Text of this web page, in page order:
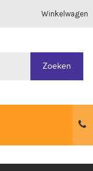
Winkelwagen
Zoeken